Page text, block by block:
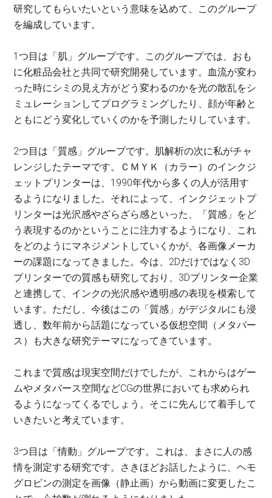
研究してもらいたいという意味を込めて、このグループ
を編成しています。
1つ目は「肌」グループです。このグループでは、おも
に化粧品会社と共同で研究開発しています。血流が変わ
った時にシミの見え方がどう変わるのかを光の散乱をシ
ミュレーションしてプログラミングしたり、顔が年齢と
ともにどう変化していくのかを予測したりしています。
2つ目は「質感」グループです。肌解析の次に私がチャ
レンジしたテーマです。ＣＭＹＫ（カラー）のインクジ
ェットプリンターは、1990年代から多くの人が活用す
るようになりました。それによって、インクジェットプ
リンターは光沢感やざらざら感といった、「質感」をど
う表現するのかということに注力するようになり、これ
をどのようにマネジメントしていくかが、各画像メーカ
ーの課題になってきました。今は、2Dだけではなく3D
プリンターでの質感も研究しており、3Dプリンター企業
と連携して、インクの光沢感や透明感の表現を模索して
います。ただし、今後はこの「質感」がデジタルにも浸
透し、数年前から話題になっている仮想空間（メタバー
ス）も大きな研究テーマになってきています。
これまで質感は現実空間だけでしたが、これからはゲー
ムやメタバース空間などCGの世界においても求められ
るようになってくるでしょう。そこに先んじて着手して
いきたいと考えています。
3つ目は「情動」グループです。これは、まさに人の感
情を測定する研究です。さきほどお話したように、ヘモ
グロビンの測定を画像（静止画）から動画に変更したこ